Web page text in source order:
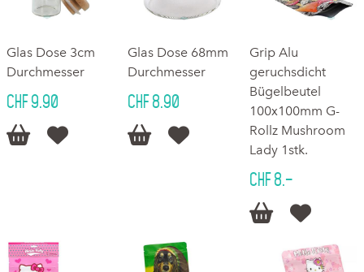
Glas Dose 3cm
Durchmesser
CHF 9.90
 
Glas Dose 68mm
Durchmesser
CHF 8.90
 
Grip Alu
geruchsdicht
Bügelbeutel
100x100mm G-
Rollz Mushroom
Lady 1stk.
CHF 8.–
 